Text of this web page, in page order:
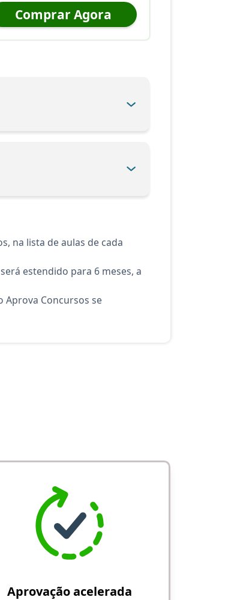
Comprar Agora
na lista de aulas de cada
estendido para 6 meses, a
Concursos se
Aprovação acelerada